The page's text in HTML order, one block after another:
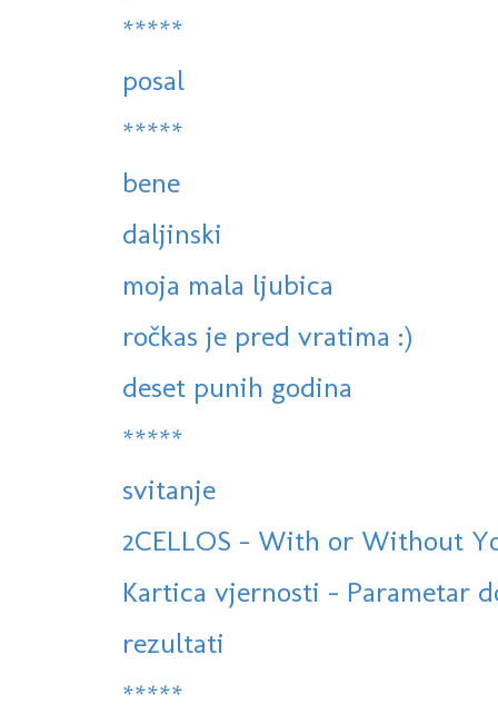
*****
posal
*****
bene
daljinski
moja mala ljubica
ročkas je pred vratima :)
deset punih godina
*****
svitanje
2CELLOS - With or Without
Kartica vjernosti - Parametar
rezultati
*****